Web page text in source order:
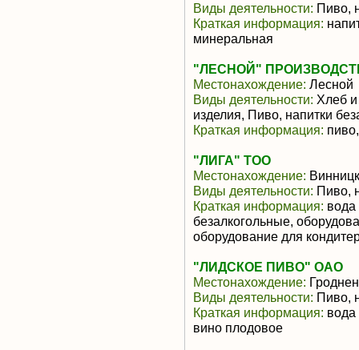
Виды деятельности: Пиво,
Краткая информация:
минеральная
"ЛЕСНОЙ"
Местонахождение: Лесной
Виды деятельности: Хлеб
изделия, Пиво, напитки
Краткая информация:
"ЛИГА" ТОО
Местонахождение:
Виды деятельности: Пиво,
Краткая информация: вода
безалкогольные,
оборудование для
"ЛИДСКОЕ ПИВО" ОАО
Местонахождение:
Виды деятельности: Пиво,
Краткая информация: вода
вино плодовое